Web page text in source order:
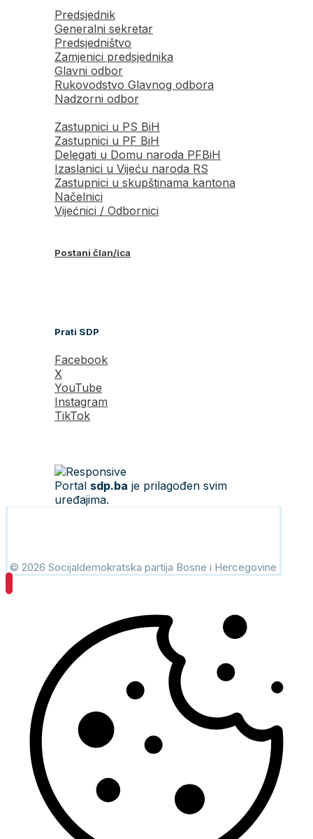
Predsjednik
Generalni sekretar
Predsjedništvo
Zamjenici predsjednika
Glavni odbor
Rukovodstvo Glavnog odbora
Nadzorni odbor
Zastupnici u PS BiH
Zastupnici u PF BiH
Delegati u Domu naroda PFBiH
Izaslanici u Vijeću naroda RS
Zastupnici u skupštinama kantona
Načelnici
Vijećnici / Odbornici
Postani član/ica
Prati SDP
Facebook
X
YouTube
Instagram
TikTok
Portal sdp.ba je prilagođen svim
uređajima.
© 2026 Socijaldemokratska partija Bosne i Hercegovine